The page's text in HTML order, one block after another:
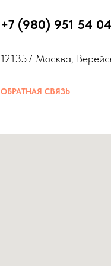
+7 (980) 951 54 04
121357 Москва,
ОБРАТНАЯ СВЯЗЬ